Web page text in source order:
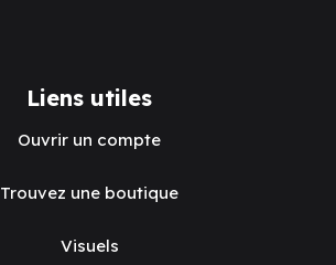
Liens utiles
Ouvrir un compte
Trouvez une boutique
Visuels